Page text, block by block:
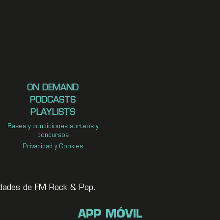
ON DEMAND
PODCASTS
PLAYLISTS
Bases y condiciones sorteos y
concursos
Privacidad y Cookies
de FM Rock & Pop.
APP MÓVIL